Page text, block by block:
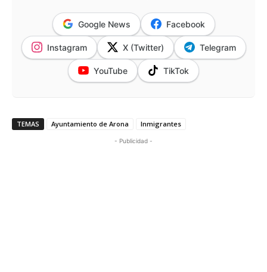
Google News Facebook
Instagram X (Twitter) Telegram
YouTube TikTok
TEMAS Ayuntamiento de Arona Inmigrantes
- Publicidad -